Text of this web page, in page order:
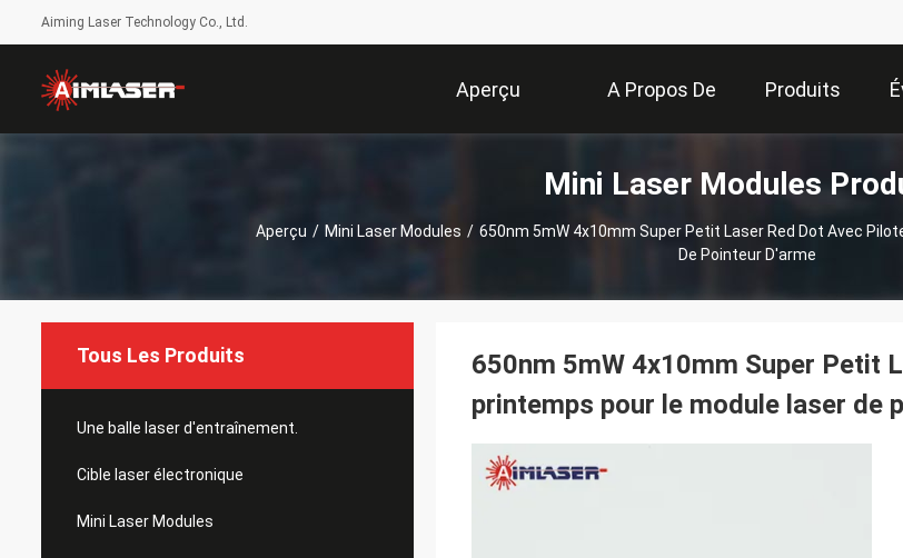
Aiming Laser Technology Co., Ltd.
Aperçu A Propos De
Nous
Produits
Mini Laser Modules
Aperçu / Mini Laser Modules / 650nm 5mW 4x10mm Super Petit Laser Red Dot Avec
De Pointeur D'arme
Tous Les Produits
Une balle laser d'entraînement.
Cible laser électronique
Mini Laser Modules
650nm 5mW 4x10mm Super Petit
printemps pour le module laser de